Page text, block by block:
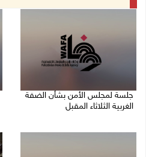
جلسة لمجلس الأمن بشأن الضفة
الغربية الثلاثاء المقبل